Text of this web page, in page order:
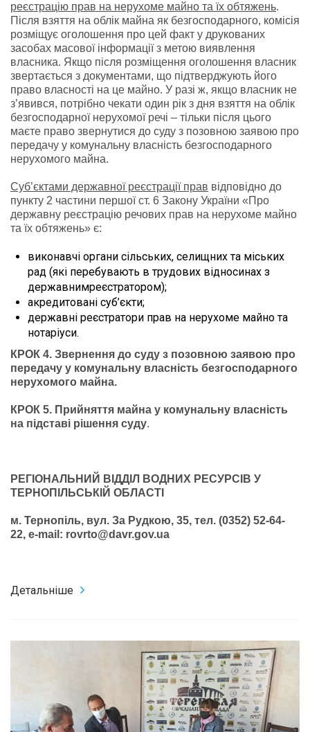
реєстрацію прав на нерухоме майно та їх обтяжень.
Після взяття на облік майна як безгосподарного, комісія
розміщує оголошення про цей факт у друкованих
засобах масової інформації з метою виявлення
власника. Якщо після розміщення оголошення власник
звертається з документами, що підтверджують його
право власності на це майно. У разі ж, якщо власник не
з’явився, потрібно чекати один рік з дня взяття на облік
безгосподарної нерухомої речі – тільки після цього
маєте право звернутися до суду з позовною заявою про
передачу у комунальну власність безгосподарного
нерухомого майна.
Суб’єктами державної реєстрації прав відповідно до
пункту 2 частини першої ст. 6 Закону України «Про
державну реєстрацію речових прав на нерухоме майно
та їх обтяжень» є:
виконавчі органи сільських, селищних та міських
рад (які перебувають в трудових відносинах з
державнимреєстратором);
акредитовані суб’єкти;
державні реєстратори прав на нерухоме майно та
нотаріуси.
КРОК 4. Звернення до суду з позовною заявою про
передачу у комунальну власність безгосподарного
нерухомого майна.
КРОК 5. Прийняття майна у комунальну власність
на підставі рішення суду.
РЕГІОНАЛЬНИЙ ВІДДІЛ ВОДНИХ РЕСУРСІВ У
ТЕРНОПІЛЬСЬКІЙ ОБЛАСТІ
м. Тернопіль, вул. За Рудкою, 35, тел. (0352) 52-64-
22, e-mail: rovrto@davr.gov.ua
Детальніше